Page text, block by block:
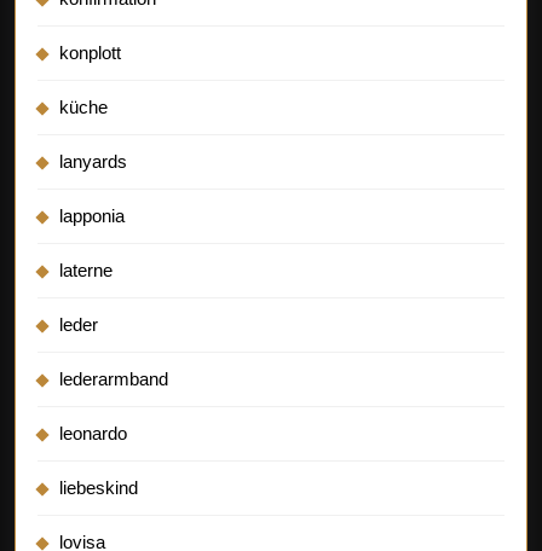
konplott
küche
lanyards
lapponia
laterne
leder
lederarmband
leonardo
liebeskind
lovisa